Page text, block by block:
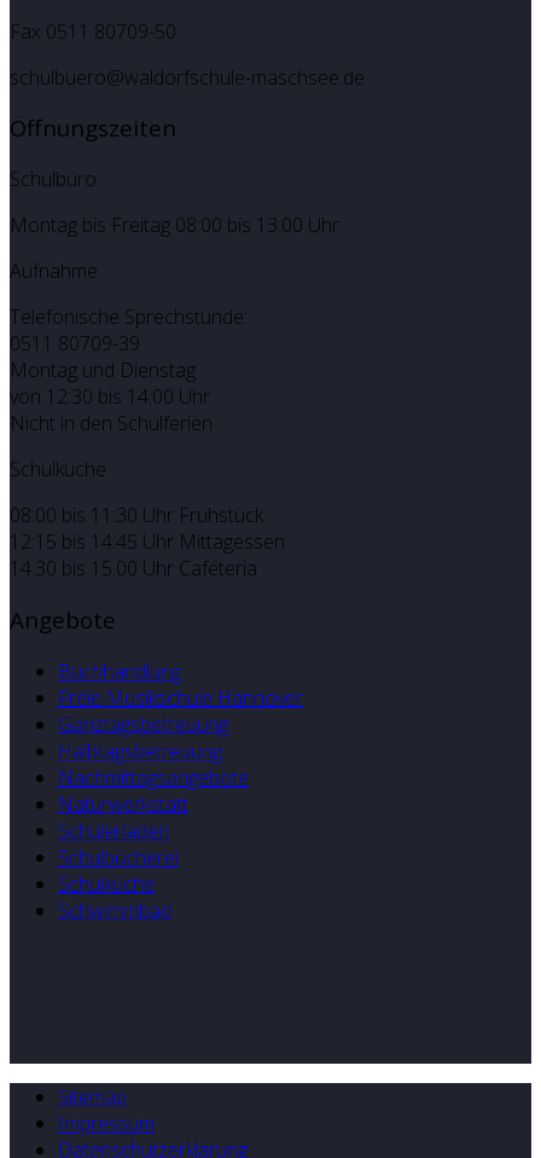
Fax 0511 80709-50
schulbuero@waldorfschule-maschsee.de
Öffnungszeiten
Schulbüro
Montag bis Freitag 08:00 bis 13:00 Uhr
Aufnahme
Telefonische Sprechstunde:
0511 80709-39
Montag und Dienstag
von 12:30 bis 14:00 Uhr
Nicht in den Schulferien
Schulküche
08:00 bis 11:30 Uhr Frühstück
12:15 bis 14:45 Uhr Mittagessen
14.30 bis 15.00 Uhr Caféteria
Angebote
Buchhandlung
Freie Musikschule Hannover
Ganztagsbetreuung
Halbtagsbetreuung
Nachmittagsangebote
Naturwerkstatt
Schülerladen
Schulbücherei
Schulküche
Schwimmbad
Sitemap
Impressum
Datenschutzerklärung